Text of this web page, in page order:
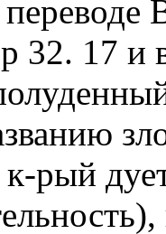
32. 17 и
рый